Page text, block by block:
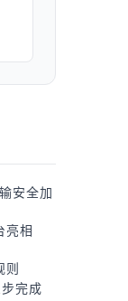
安全加
亮相
则
完成